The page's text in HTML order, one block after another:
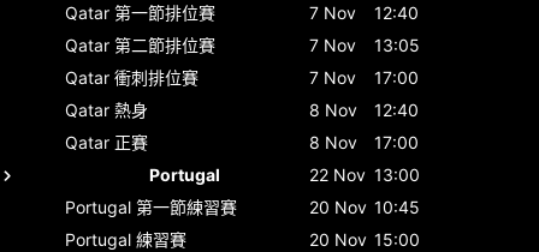
Qatar 第一節排位賽 7 Nov
12:40
Qatar 第二節排位賽 7 Nov
13:05
Qatar 衝刺排位賽 7 Nov
17:00
Qatar 熱身 8 Nov
12:40
Qatar 正賽 8 Nov
17:00
Portugal
22 Nov 13:00
Portugal 第一節練習賽 20 Nov 10:45
Portugal 練習賽 20 Nov 15:00